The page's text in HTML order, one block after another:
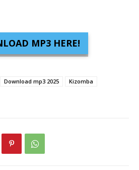
MP3 HERE!
Download mp3 2025
Kizomba